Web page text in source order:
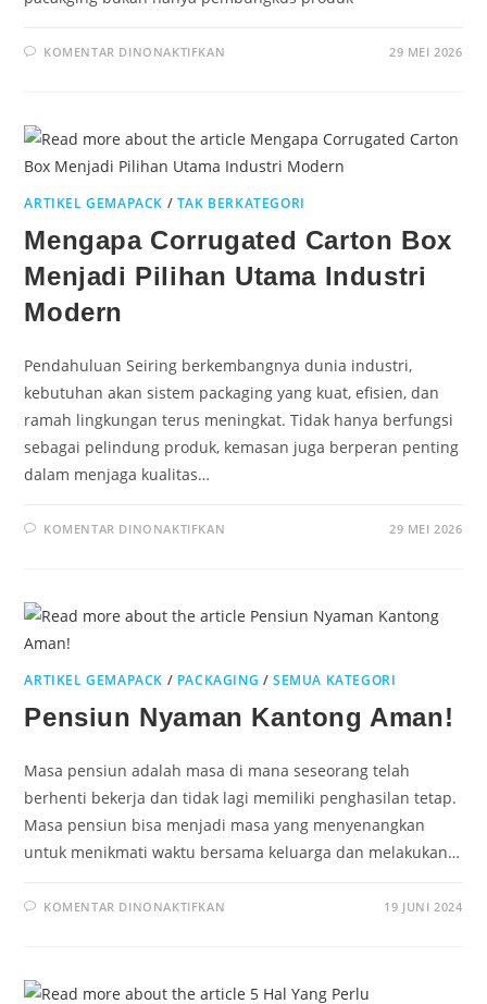
KOMENTAR DINONAKTIFKAN 29 MEI 2026
ARTIKEL GEMAPACK / TAK BERKATEGORI
Mengapa Corrugated Carton Box
Menjadi Pilihan Utama Industri
Modern
Pendahuluan Seiring berkembangnya dunia industri,
kebutuhan akan sistem packaging yang kuat, efisien, dan
ramah lingkungan terus meningkat. Tidak hanya berfungsi
sebagai pelindung produk, kemasan juga berperan penting
dalam menjaga kualitas…
KOMENTAR DINONAKTIFKAN 29 MEI 2026
ARTIKEL GEMAPACK / PACKAGING /SEMUA KATEGORI
Pensiun Nyaman Kantong Aman!
Masa pensiun adalah masa di mana seseorang telah
berhenti bekerja dan tidak lagi memiliki penghasilan tetap.
Masa pensiun bisa menjadi masa yang menyenangkan
untuk menikmati waktu bersama keluarga dan melakukan…
KOMENTAR DINONAKTIFKAN 19 JUNI 2024